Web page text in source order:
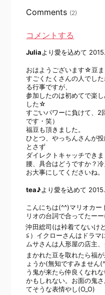
Comments (2)
コメントする
Juliaより愛を込めて
おはようございます☆豆ま
すごくたくさんの人でし
る行事ですが、
参加したのは初めてで楽
した☆
すごいパワーに負けて、2
です・笑）
福豆も頂きました。
ひとつ、やっちんさんが
とさず
ダイレクトキャッチでき
腰、具合はどうですか？冷
お大事にしてくださいね。
tea♪より愛を込めて
こんにちは(^^)マリオカ
リオの台詞で合ってたー
沖田総司(は裃着てないけ
≦）イクローさんはドラマ
ムサさんは人形屋の店主
まかれた豆を取れたら福
ょうか(無知ですみません
う鬼が来たら仲良くなれ
かもしれない。お面の鬼
てそうな表情やし(O_O)